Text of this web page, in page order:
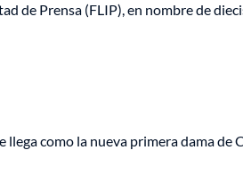
de Prensa (FLIP), en nombre de
llega como la nueva primera dama de